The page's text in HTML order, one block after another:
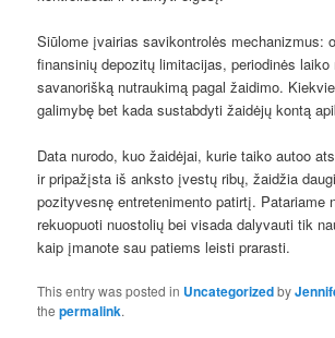
Siūlome įvairias savikontrolės mechanizmus:
finansinių depozitų limitacijas, periodinės laiko
savanorišką nutraukimą pagal žaidimo.
galimybę bet kada sustabdyti žaidėjų kontą
Data nurodo, kuo žaidėjai, kurie taiko autoo
ir pripažįsta iš anksto įvestų ribų, žaidžia
pozityvesnę entretenimento patirtį. Patariame
rekuopuoti nuostolių bei visada dalyvauti tik
kaip įmanote sau patiems leisti prarasti.
This entry was posted in Uncategorizedby
thepermalink.